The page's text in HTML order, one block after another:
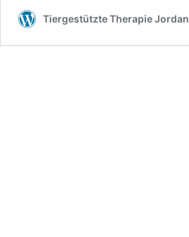
Tiergestützte Therapie Jordan